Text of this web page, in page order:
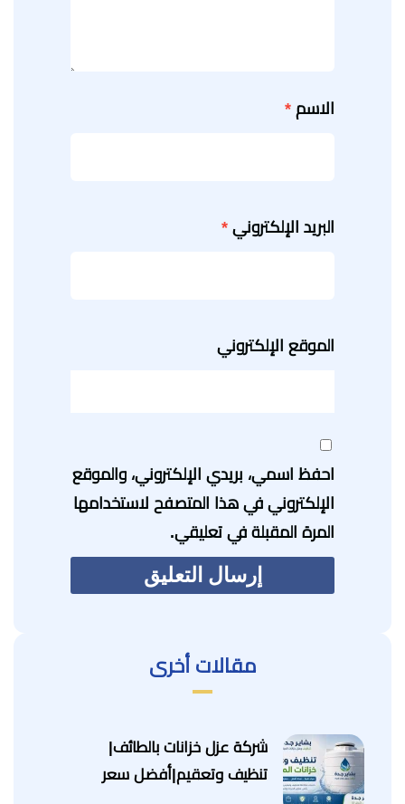
الاسم *
البريد الإلكتروني *
الموقع الإلكتروني
احفظ اسمي، بريدي الإلكتروني، والموقع
الإلكتروني في هذا المتصفح لاستخدامها
المرة المقبلة في تعليقي.
مقالات أخرى
شركة عزل خزانات بالطائف|
تنظيف وتعقيم|أفضل سعر